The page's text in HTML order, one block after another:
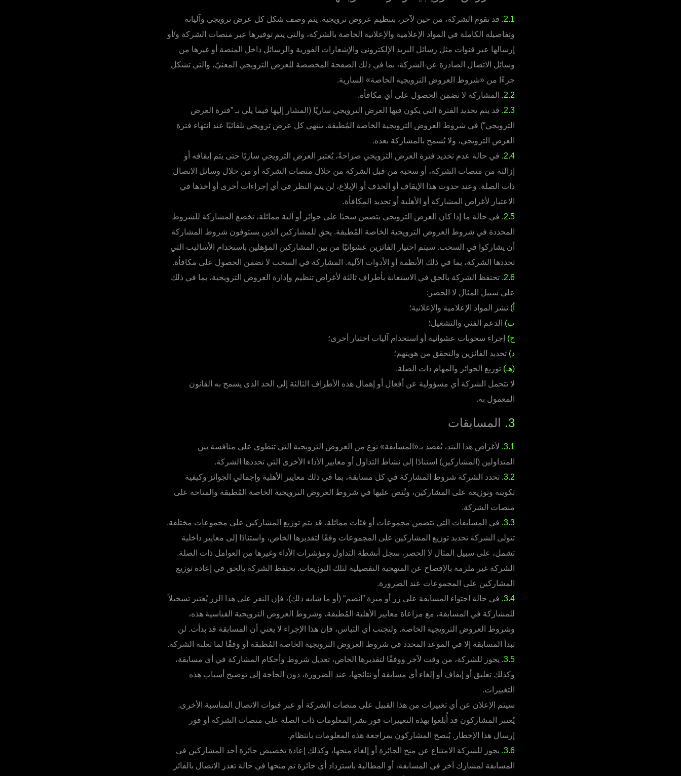
2.1. قد تقوم الشركة، من حين لآخر، بتنظيم عروض ترويجية. يتم وصف شكل كل عرض ترويجي وآلياته
وتفاصيله الكاملة في المواد الإعلامية والإعلانية الخاصة بالشركة، والتي يتم توفيرها عبر منصات الشركة و/أو
إرسالها عبر قنوات مثل رسائل البريد الإلكتروني والإشعارات الفورية والرسائل داخل المنصة أو غيرها من
وسائل الاتصال الصادرة عن الشركة، بما في ذلك الصفحة المخصصة للعرض الترويجي المعنيّ، والتي تشكل
جزءًا من «شروط العروض الترويجية الخاصة» السارية.
2.2.
المشاركة لا تضمن الحصول على أي مكافأة.
2.3. قد يتم تحديد الفترة التي يكون فيها العرض الترويجي ساريًا (المشار إليها فيما يلي بـ ”فترة العرض
الترويجي“) في شروط العروض الترويجية الخاصة المُطبقة. ينتهي كل عرض ترويجي تلقائيًا عند انتهاء فترة
العرض الترويجي، ولا يُسمح بالمشاركة بعده.
2.4. في حالة عدم تحديد فترة العرض الترويجي صراحةً، يُعتبر العرض الترويجي ساريًا حتى يتم إيقافه أو
إزالته من منصات الشركة، أو سحبه من قبل الشركة من خلال منصات الشركة أو من خلال وسائل الاتصال
ذات الصلة. وعند حدوث هذا الإيقاف أو الحذف أو الإبلاغ، لن يتم النظر في أي إجراءات أخرى أو أخذها في
الاعتبار لأغراض المشاركة أو الأهلية أو تحديد المكافأة.
2.5. في حالة ما إذا كان العرض الترويجي يتضمن سحبًا على جوائز أو آلية مماثلة، تخضع المشاركة للشروط
المحددة في شروط العروض الترويجية الخاصة المُطبقة. يحق للمشاركين الذين يستوفون شروط المشاركة
أن يشاركوا في السحب. سيتم اختيار الفائزين عشوائيًا من بين المشاركين المؤهلين باستخدام الأساليب التي
تحددها الشركة، بما في ذلك الأنظمة أو الأدوات الآلية. المشاركة في السحب لا تضمن الحصول على مكافأة.
2.6. تحتفظ الشركة بالحق في الاستعانة بأطراف ثالثة لأغراض تنظيم وإدارة العروض الترويجية، بما في ذلك
على سبيل المثال لا الحصر:
أ) نشر المواد الإعلامية والإعلانية؛
ب) الدعم الفني والتشغيل؛
ج) إجراء سحوبات عشوائية أو استخدام آليات اختيار أخرى؛
د) تحديد الفائزين والتحقق من هويتهم؛
(هـ) توزيع الجوائز والمهام ذات الصلة.
لا تتحمل الشركة أي مسؤولية عن أفعال أو إهمال هذه الأطراف الثالثة إلى الحد الذي يسمح به القانون
المعمول به.
3. المسابقات
3.1. لأغراض هذا البند، يُقصد بـ«المسابقة» نوع من العروض الترويجية التي تنطوي على منافسة بين
المتداولين (المشاركين) استنادًا إلى نشاط التداول أو معايير الأداء الأخرى التي تحددها الشركة.
3.2. تحدد الشركة شروط المشاركة في كل مسابقة، بما في ذلك معايير الأهلية وإجمالي الجوائز وكيفية
تكوينه وتوزيعه على المشاركين، وتُنص عليها في شروط العروض الترويجية الخاصة المُطبقة والمتاحة على
منصات الشركة.
3.3. في المسابقات التي تتضمن مجموعات أو فئات مماثلة، قد يتم توزيع المشاركين على مجموعات مختلفة.
تتولى الشركة تحديد توزيع المشاركين على المجموعات وفقًا لتقديرها الخاص، واستنادًا إلى معايير داخلية
تشمل، على سبيل المثال لا الحصر، سجل أنشطة التداول ومؤشرات الأداء وغيرها من العوامل ذات الصلة.
الشركة غير ملزمة بالإفصاح عن المنهجية التفصيلية لتلك التوزيعات. تحتفظ الشركة بالحق في إعادة توزيع
المشاركين على المجموعات عند الضرورة.
3.4. في حالة احتواء المسابقة على زر أو ميزة ”انضم“ (أو ما شابه ذلك)، فإن النقر على هذا الزر يُعتبر تسجيلاً
للمشاركة في المسابقة، مع مراعاة معايير الأهلية المُطبقة، وشروط العروض الترويجية القياسية هذه،
وشروط العروض الترويجية الخاصة. ولتجنب أي التباس، فإن هذا الإجراء لا يعني أن المسابقة قد بدأت. لن
تبدأ المسابقة إلا في الموعد المحدد في شروط العروض الترويجية الخاصة المُطبقة أو وفقًا لما تعلنه الشركة.
3.5. يجوز للشركة، من وقت لآخر ووفقًا لتقديرها الخاص، تعديل شروط وأحكام المشاركة في أي مسابقة،
وكذلك تعليق أو إيقاف أو إلغاء أي مسابقة أو نتائجها، عند الضرورة، دون الحاجة إلى توضيح أسباب هذه
التغييرات.
سيتم الإعلان عن أي تغييرات من هذا القبيل على منصات الشركة أو عبر قنوات الاتصال المناسبة الأخرى.
يُعتبر المشاركون قد أُبلغوا بهذه التغييرات فور نشر المعلومات ذات الصلة على منصات الشركة أو فور
إرسال هذا الإخطار. يُنصح المشاركون بمراجعة هذه المعلومات بانتظام.
3.6. يجوز للشركة الامتناع عن منح الجائزة أو إلغاء منحها، وكذلك إعادة تخصيص جائزة أحد المشاركين في
المسابقة لمشارك آخر في المسابقة، أو المطالبة باسترداد أي جائزة تم منحها في حالة تعذر الاتصال بالفائز